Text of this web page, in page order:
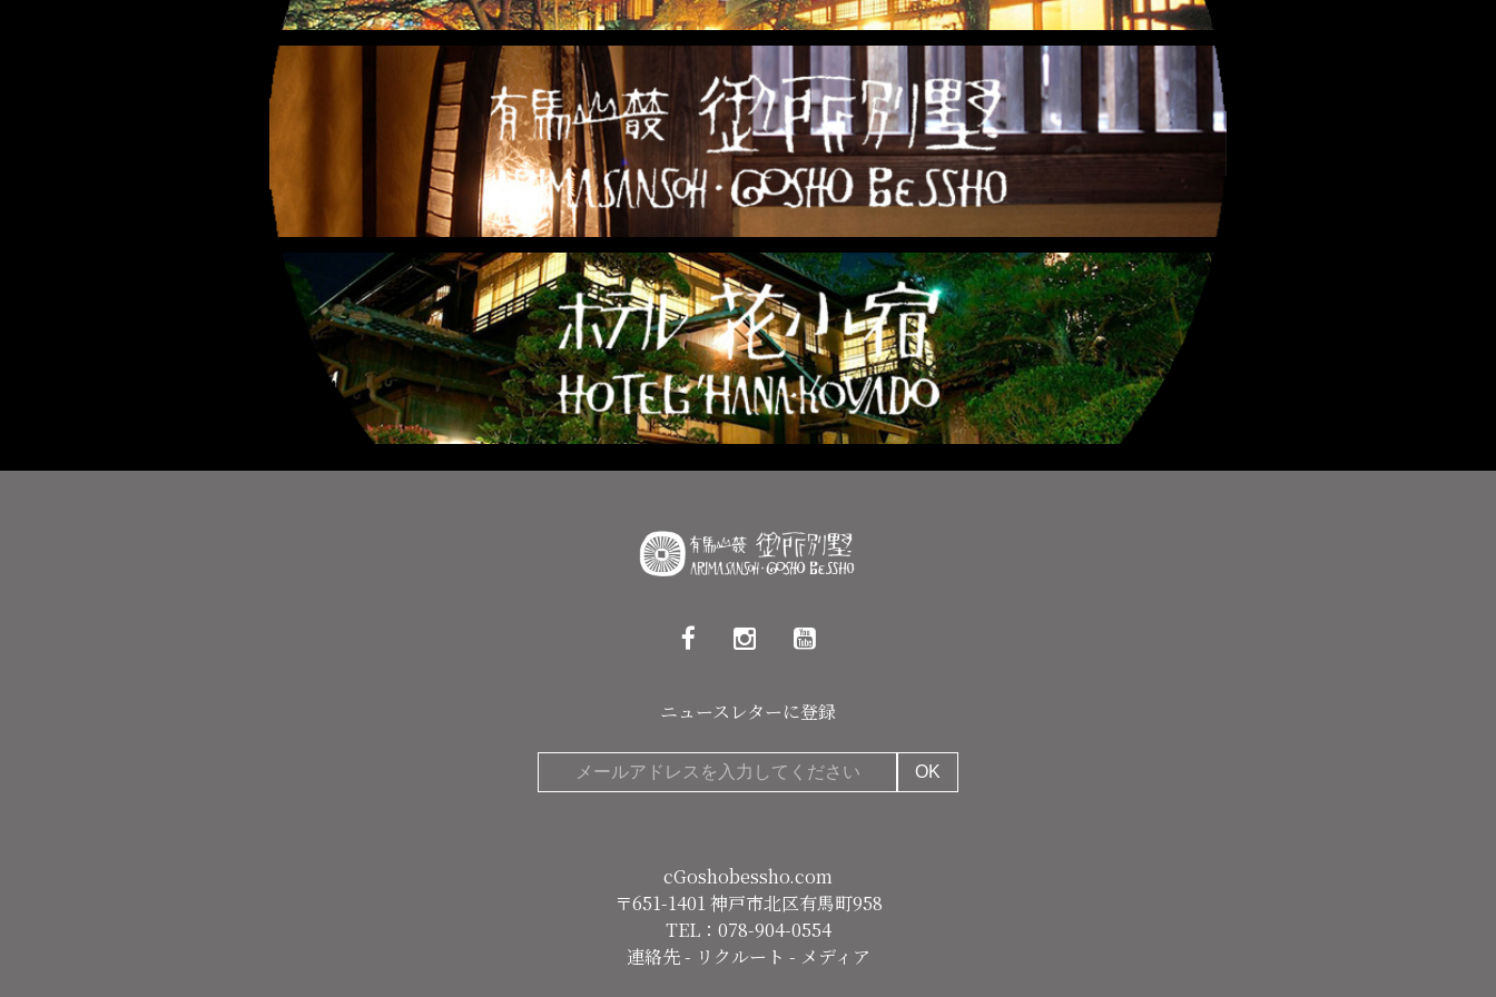
ニュースレターに登録
cGoshobessho.com
〒651-1401 神戸市北区有馬町958
TEL：078-904-0554
連絡先- リクルート - メディア